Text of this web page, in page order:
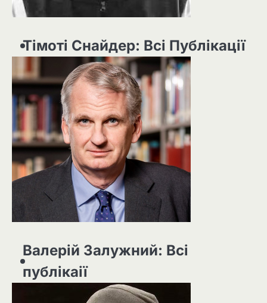
Тімоті Снайдер: Всі Публікації
Валерій Залужний: Всі
публікаії